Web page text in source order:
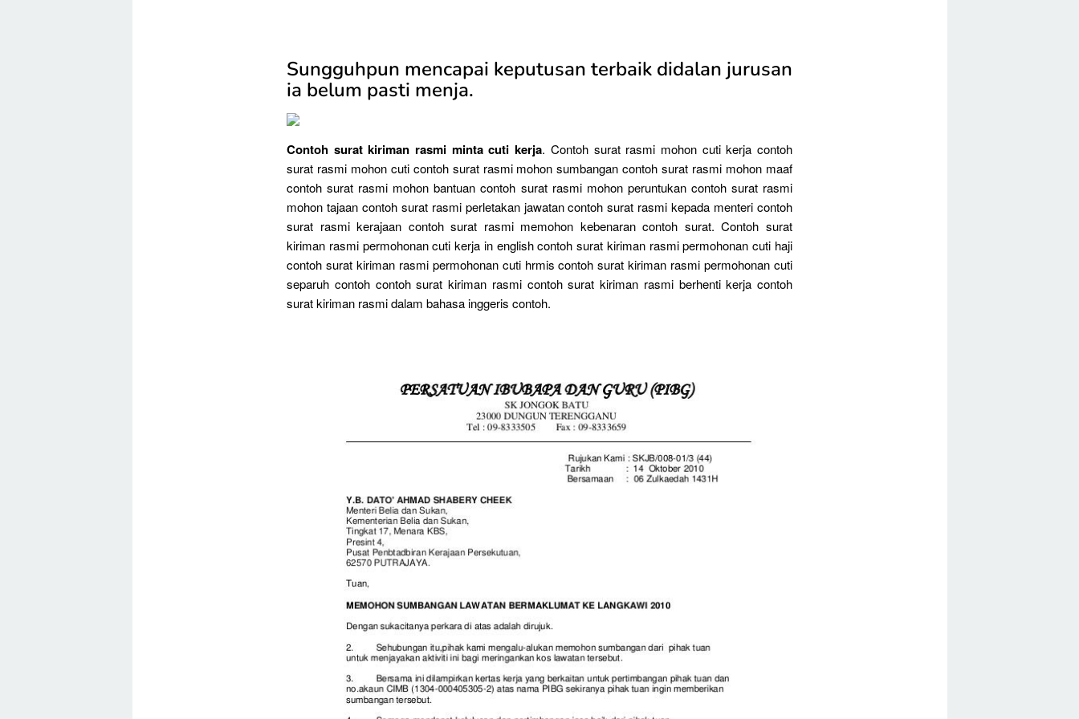
Sungguhpun mencapai keputusan terbaik didalan jurusan
ia belum pasti menja.
Contoh surat kiriman rasmi minta cuti kerja. Contoh surat rasmi mohon cuti kerja contoh
surat rasmi mohon cuti contoh surat rasmi mohon sumbangan contoh surat rasmi mohon maaf
contoh surat rasmi mohon bantuan contoh surat rasmi mohon peruntukan contoh surat rasmi
mohon tajaan contoh surat rasmi perletakan jawatan contoh surat rasmi kepada menteri contoh
surat rasmi kerajaan contoh surat rasmi memohon kebenaran contoh surat. Contoh surat
kiriman rasmi permohonan cuti kerja in english contoh surat kiriman rasmi permohonan cuti haji
contoh surat kiriman rasmi permohonan cuti hrmis contoh surat kiriman rasmi permohonan cuti
separuh contoh contoh surat kiriman rasmi contoh surat kiriman rasmi berhenti kerja contoh
surat kiriman rasmi dalam bahasa inggeris contoh.